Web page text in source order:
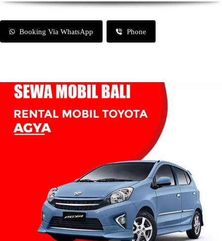
Booking Via WhatsApp Phone